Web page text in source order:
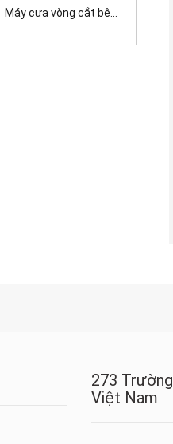
Máy cưa vòng cắt bê...
273
Việt Nam